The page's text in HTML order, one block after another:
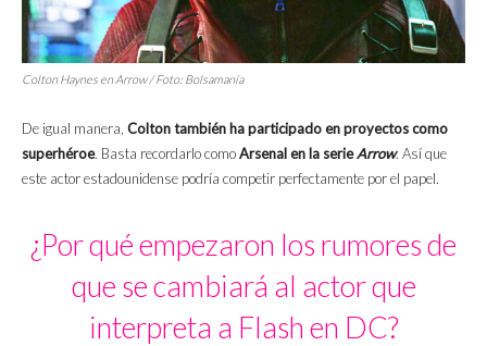
Colton Haynes en Arrow/ Foto: Bolsamanía
De igual manera, Colton también ha participado en proyectos como
superhéroe. Basta recordarlo comoArsenal en la serieArrow. Así que
este actor estadounidense podría competir perfectamente por el papel.
¿Por qué empezaron los rumores de
que se cambiará al actor que
interpreta a Flash en DC?